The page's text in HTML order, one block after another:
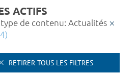
ACTIFS
type de contenu: Actualités
RETIRER TOUS LES FILTRES